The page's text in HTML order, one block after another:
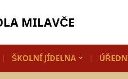
MILAVČE
ŠKOLNÍ JÍDELNA